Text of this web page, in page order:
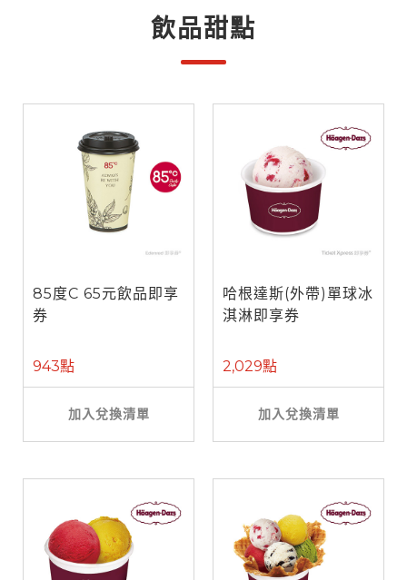
飲品甜點
85度C 65元飲品即享
券
943點
加入兌換清單
哈根達斯(外帶)單球冰
淇淋即享券
2,029點
加入兌換清單